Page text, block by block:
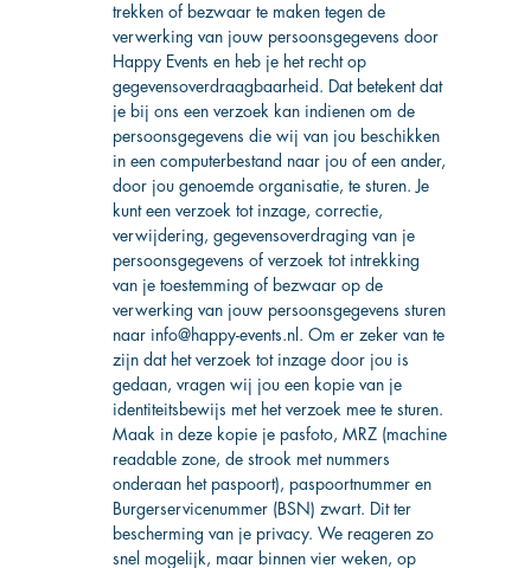
trekken of bezwaar te maken tegen de
verwerking van jouw persoonsgegevens door
Happy Events en heb je het recht op
gegevensoverdraagbaarheid. Dat betekent dat
je bij ons een verzoek kan indienen om de
persoonsgegevens die wij van jou beschikken
in een computerbestand naar jou of een ander,
door jou genoemde organisatie, te sturen. Je
kunt een verzoek tot inzage, correctie,
verwijdering, gegevensoverdraging van je
persoonsgegevens of verzoek tot intrekking
van je toestemming of bezwaar op de
verwerking van jouw persoonsgegevens sturen
naar info@happy-events.nl
. Om er zeker van te
zijn dat het verzoek tot inzage door jou is
gedaan, vragen wij jou een kopie van je
identiteitsbewijs met het verzoek mee te sturen.
Maak in deze kopie je pasfoto, MRZ (machine
readable zone, de strook met nummers
onderaan het paspoort), paspoortnummer en
Burgerservicenummer (BSN) zwart. Dit ter
bescherming van je privacy. We reageren zo
snel mogelijk, maar binnen vier weken, op